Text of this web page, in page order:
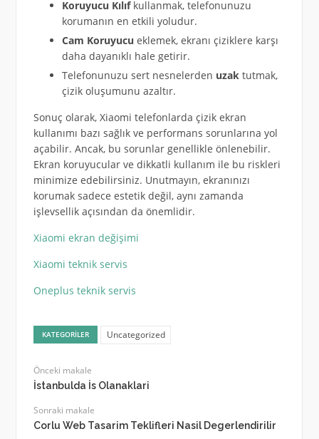
Koruyucu Kılıfkullanmak, telefonunuzu
korumanın en etkili yoludur.
Cam Koruyucu eklemek, ekranı çiziklere karşı
daha dayanıklı hale getirir.
Telefonunuzu sert nesnelerden uzaktutmak,
çizik oluşumunu azaltır.
Sonuç olarak, Xiaomi telefonlarda çizik ekran
kullanımı bazı sağlık ve performans sorunlarına yol
açabilir. Ancak, bu sorunlar genellikle önlenebilir.
Ekran koruyucular ve dikkatli kullanım ile bu riskleri
minimize edebilirsiniz. Unutmayın, ekranınızı
korumak sadece estetik değil, aynı zamanda
işlevsellik açısından da önemlidir.
Xiaomi ekran değişimi
Xiaomi teknik servis
Oneplus teknik servis
KATEGORILER Uncategorized
Önceki makale
İstanbulda İs Olanaklari
Sonraki makale
Corlu Web Tasarim Teklifleri Nasil Degerlendirilir